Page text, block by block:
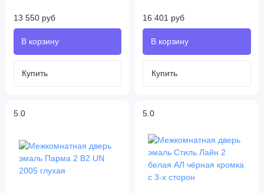
13 550 руб 16 401 руб
5.0 5.0